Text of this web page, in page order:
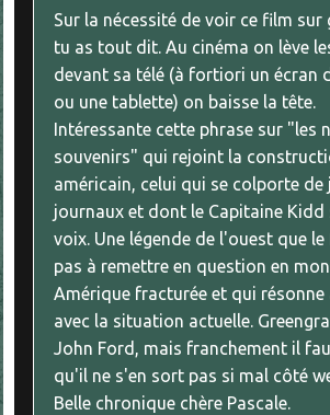
Sur la nécessité de voir ce film sur
tu as tout dit. Au cinéma on lève
devant sa télé (à fortiori un écran
ou une tablette) on baisse la tête.
Intéressante cette phrase sur "les
souvenirs" qui rejoint la
américain, celui qui se colporte de
journaux et dont le Capitaine Kidd
voix. Une légende de l'ouest que
pas à remettre en question en
Amérique fracturée et qui résonne
avec la situation actuelle.
John Ford, mais franchement il
qu'il ne s'en sort pas si mal côté
Belle chronique chère Pascale.